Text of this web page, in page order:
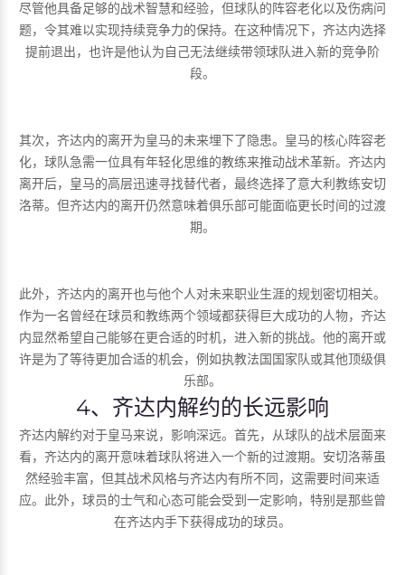
尽管他具备足够的战术智慧和经验，但球队的阵容老化以及伤病问
题，令其难以实现持续竞争力的保持。在这种情况下，齐达内选择
提前退出，也许是他认为自己无法继续带领球队进入新的竞争阶
段。
其次，齐达内的离开为皇马的未来埋下了隐患。皇马的核心阵容老
化，球队急需一位具有年轻化思维的教练来推动战术革新。齐达内
离开后，皇马的高层迅速寻找替代者，最终选择了意大利教练安切
洛蒂。但齐达内的离开仍然意味着俱乐部可能面临更长时间的过渡
期。
此外，齐达内的离开也与他个人对未来职业生涯的规划密切相关。
作为一名曾经在球员和教练两个领域都获得巨大成功的人物，齐达
内显然希望自己能够在更合适的时机，进入新的挑战。他的离开或
许是为了等待更加合适的机会，例如执教法国国家队或其他顶级俱
乐部。
4、齐达内解约的长远影响
齐达内解约对于皇马来说，影响深远。首先，从球队的战术层面来
看，齐达内的离开意味着球队将进入一个新的过渡期。安切洛蒂虽
然经验丰富，但其战术风格与齐达内有所不同，这需要时间来适
应。此外，球员的士气和心态可能会受到一定影响，特别是那些曾
在齐达内手下获得成功的球员。